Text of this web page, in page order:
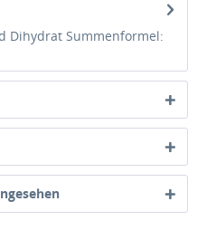
Dihydrat Summenformel: